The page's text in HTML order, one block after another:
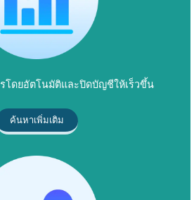
โดยอัตโนมัติและปิดบัญชีให้เร็วขึ้น
ค้นหาเพิ่มเติม